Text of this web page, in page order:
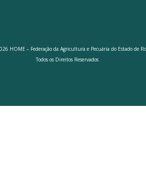
HOME – Federação da Agricultura e Pecuária do Estado de
Todos os Direitos Reservados